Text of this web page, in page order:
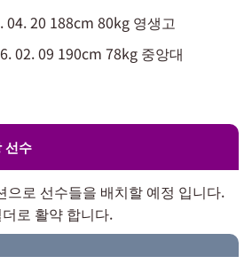
04. 20 188cm 80kg 영생고
02. 09 190cm 78kg 중앙대
선수
으로 선수들을 배치할 예정 입니다.
로 활약 합니다.